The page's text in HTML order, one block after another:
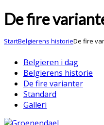
De fire
StartBelgierens historieDe fire
Belgieren i dag
Belgierens historie
De fire varianter
Standard
Galleri